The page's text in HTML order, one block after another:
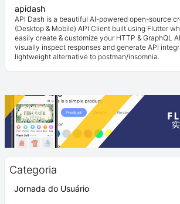
Categoria
Jornada do Usuário
apidash
API Dash is a beautiful AI-powered open-source
(Desktop & Mobile) API Client built using Flutter
easily create & customize your HTTP & GraphQL
visually inspect responses and generate API
lightweight alternative to postman/insomnia.